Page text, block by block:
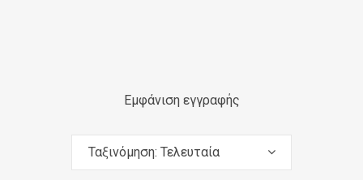
Εμφάνιση εγγραφής
Ταξινόμηση: Τελευταία